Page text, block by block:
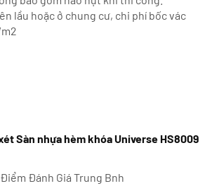
lầu hoặc ở chung cư, chi phí bốc vác
Sàn nhựa hèm khóa Universe HS8009
Điểm Đánh Giá Trung Bnh